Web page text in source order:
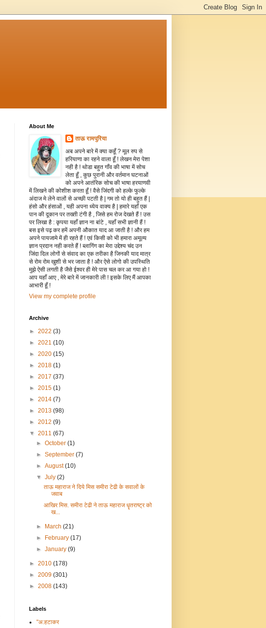
About Me
ताऊ रामपुरिया
अब अपने बारे में क्या कहूँ ? मूल रुप से
हरियाणा का रहने वाला हूँ ! लेखन मेरा पेशा
नही है ! थोडा बहुत गाँव की भाषा में सोच
लेता हूँ , कुछ पुरानी और वर्तमान घटनाओं
को अपने आतंरिक सोच की भाषा हरयाणवी
में लिखने की कोशीश करता हूँ ! वैसे जिंदगी को हल्के फुल्के
अंदाज मे लेने वालों से अच्छी पटती है | गम तो यो ही बहुत हैं |
हंसो और हंसाओं , यही अपना ध्येय वाक्य है | हमारे यहाँ एक
पान की दूकान पर तख्ती टंगी है , जिसे हम रोज देखते हैं ! उस
पर लिखा है : कृपया यहाँ ज्ञान ना बांटे , यहाँ सभी ज्ञानी हैं !
बस इसे पढ़ कर हमें अपनी औकात याद आ जाती है ! और हम
अपने पायजामे में ही रहते हैं ! एवं किसी को भी हमारा अमूल्य
ज्ञान प्रदान नही करते हैं ! ब्लागिंग का मेरा उद्देश्य चंद उन
जिंदा दिल लोगों से संवाद का एक तरीका है जिनकी याद मात्र
से रोम रोम खुशी से भर जाता है ! और ऐसे लोगो की उपस्थिति
मुझे ऐसी लगती है जैसे ईश्वर ही मेरे पास चल कर आ गया हो !
आप यहाँ आए , मेरे बारे में जानकारी ली ! इसके लिए मैं आपका
आभारी हूँ !
View my complete profile
Archive
► 2022 (3)
► 2021 (10)
► 2020 (15)
► 2018 (1)
► 2017 (37)
► 2015 (1)
► 2014 (7)
► 2013 (98)
► 2012 (9)
▼ 2011 (67)
►October(1)
►September(7)
►August(10)
▼July(2)
ताऊ महाराज ने दिये मिस समीरा टेढी के सवालों के
जवाब
आखिर मिस. समीरा टेढी ने ताऊ महाराज धॄतराष्ट्र को
ख...
► March(21)
►
February(17)
►January(9)
► 2010 (178)
► 2009 (301)
► 2008 (143)
Labels
"अ:हटाकर